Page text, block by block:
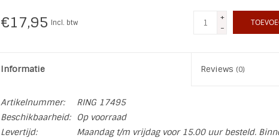
€17,95 Incl. btw
+
-
Informatie Reviews (0)
Artikelnummer:
RING 17495
Beschikbaarheid:
Op voorraad
Levertijd:
Maandag t/m vrijdag voor 15.00 uur besteld.